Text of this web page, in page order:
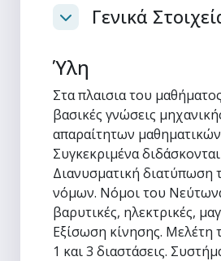
ΣύμπτυξηΓενικά
Ύλη
Στα πλαισια του
βασικές γνώσεις
απαραίτητων
Συγκεκριμένα
Διανυσματική διατύπωση
νόμων. Νόμοι του
βαρυτικές, ηλεκτρικές,
Εξίσωση κίνησης. Μελέτη
1 και 3 διαστάσεις.